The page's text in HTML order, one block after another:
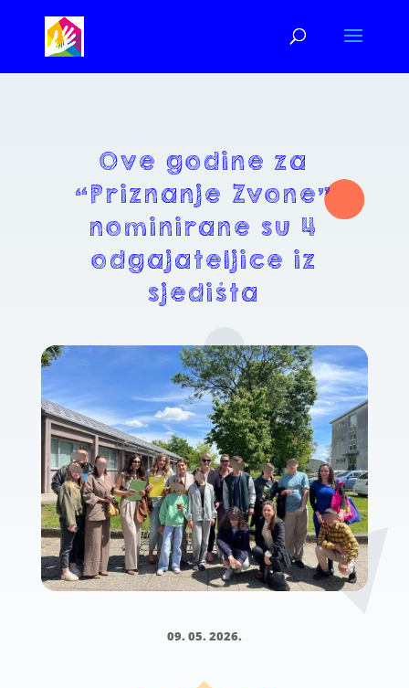
Ove godine za
“Priznanje Zvone”
nominirane su 4
odgajateljice iz
sjedišta
09. 05. 2026.